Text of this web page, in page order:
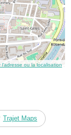
l’adresse ou la localisation
Trajet Maps